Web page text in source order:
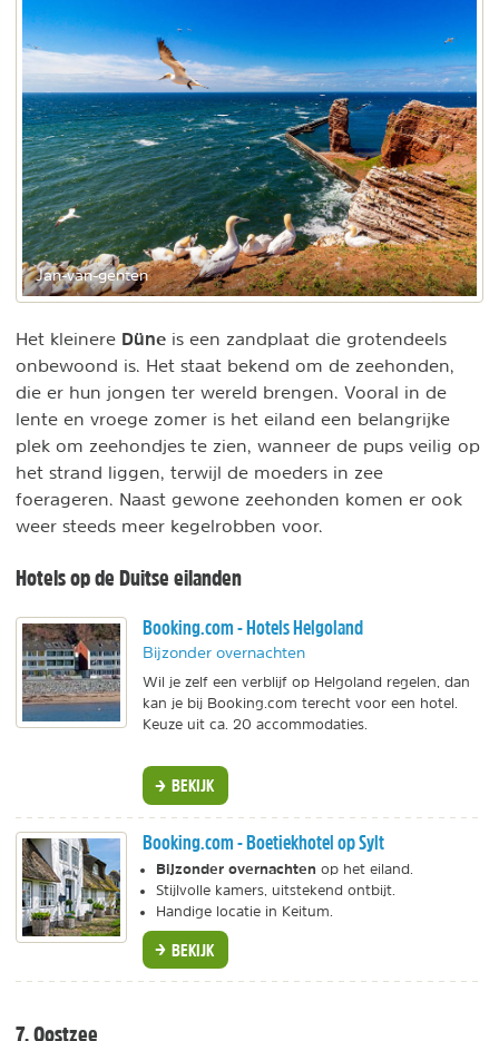
Jan-van-genten
Het kleinere Düne is een zandplaat die grotendeels
onbewoond is. Het staat bekend om de zeehonden,
die er hun jongen ter wereld brengen. Vooral in de
lente en vroege zomer is het eiland een belangrijke
plek om zeehondjes te zien, wanneer de pups veilig op
het strand liggen, terwijl de moeders in zee
foerageren. Naast gewone zeehonden komen er ook
weer steeds meer kegelrobben voor.
Hotels op de Duitse eilanden
Booking.com - Hotels Helgoland
Bijzonder overnachten
Wil je zelf een verblijf op Helgoland regelen, dan
kan je bij Booking.com terecht voor een hotel.
Keuze uit ca. 20 accommodaties.
BEKIJK
Booking.com - Boetiekhotel op Sylt
Bijzonder overnachten op het eiland.
Stijlvolle kamers, uitstekend ontbijt.
Handige locatie in Keitum.
BEKIJK
7. Oostzee